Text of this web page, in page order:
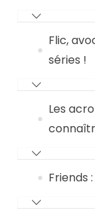
Flic,
séries !
Les
Friends